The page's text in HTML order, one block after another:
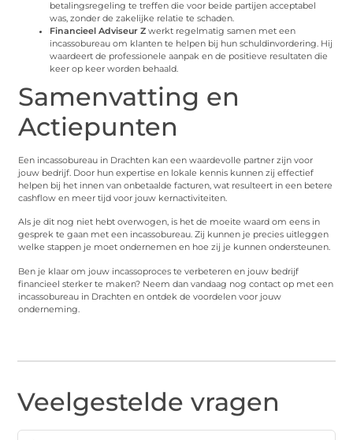
betalingsregeling te treffen die voor beide partijen acceptabel
was, zonder de zakelijke relatie te schaden.
Financieel Adviseur Z werkt regelmatig samen met een
incassobureau om klanten te helpen bij hun schuldinvordering. Hij
waardeert de professionele aanpak en de positieve resultaten die
keer op keer worden behaald.
Samenvatting en
Actiepunten
Een incassobureau in Drachten kan een waardevolle partner zijn voor
jouw bedrijf. Door hun expertise en lokale kennis kunnen zij effectief
helpen bij het innen van onbetaalde facturen, wat resulteert in een betere
cashflow en meer tijd voor jouw kernactiviteiten.
Als je dit nog niet hebt overwogen, is het de moeite waard om eens in
gesprek te gaan met een incassobureau. Zij kunnen je precies uitleggen
welke stappen je moet ondernemen en hoe zij je kunnen ondersteunen.
Ben je klaar om jouw incassoproces te verbeteren en jouw bedrijf
financieel sterker te maken? Neem dan vandaag nog contact op met een
incassobureau in Drachten en ontdek de voordelen voor jouw
onderneming.
Veelgestelde vragen